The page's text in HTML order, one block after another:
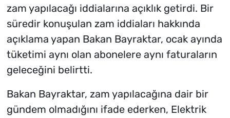
zam yapılacağı iddialarına açıklık getirdi. Bir
süredir konuşulan zam iddiaları hakkında
açıklama yapan Bakan Bayraktar, ocak ayında
tüketimi aynı olan abonelere aynı faturaların
geleceğini belirtti.
Bakan Bayraktar, zam yapılacağına dair bir
gündem olmadığını ifade ederken, Elektrik